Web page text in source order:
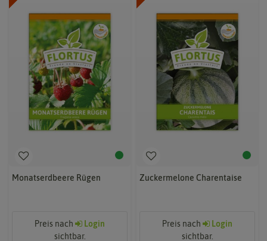
Monatserdbeere Rügen
Preis nach
Login
sichtbar.
Zuckermelone Charentaise
Preis nach
Login
sichtbar.